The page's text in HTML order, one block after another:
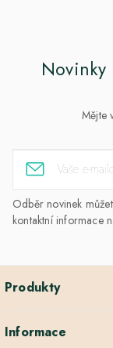
Novinky
Mějte
Odběr novinek
kontaktní informace
Produkty
Informace